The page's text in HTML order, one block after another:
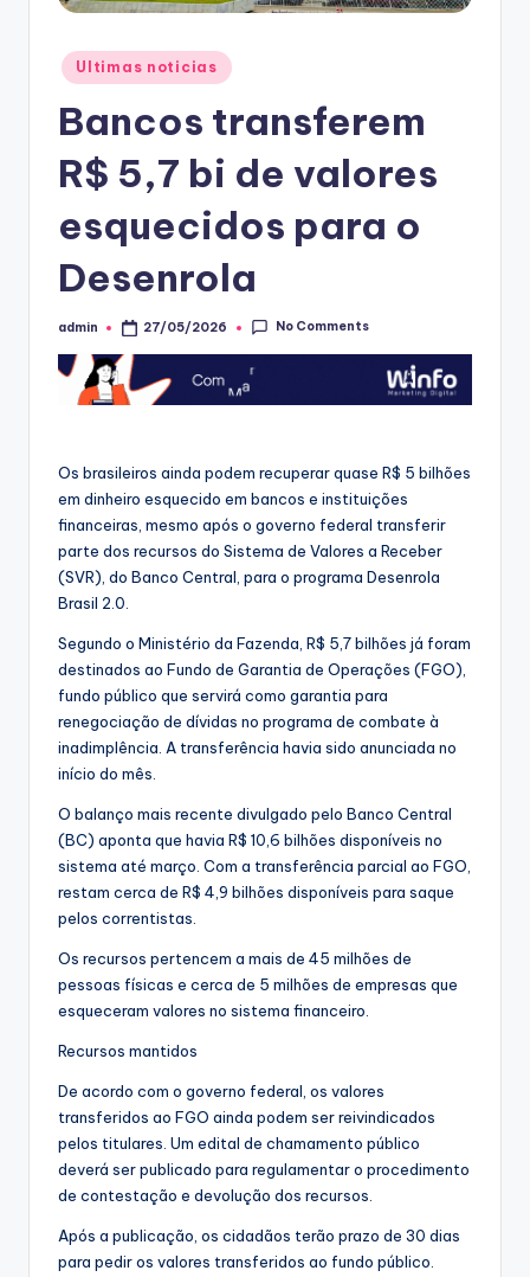
Posted
in
Ultimas noticias
Bancos transferem
R$ 5,7 bi de valores
esquecidos para o
Desenrola
Posted
admin 27/05/2026 No Comments
Os brasileiros ainda podem recuperar quase R$ 5 bilhões
em dinheiro esquecido em bancos e instituições
financeiras, mesmo após o governo federal transferir
parte dos recursos do Sistema de Valores a Receber
(SVR), do Banco Central, para o programa Desenrola
Brasil 2.0.
Segundo o Ministério da Fazenda, R$ 5,7 bilhões já foram
destinados ao Fundo de Garantia de Operações (FGO),
fundo público que servirá como garantia para
renegociação de dívidas no programa de combate à
inadimplência. A transferência havia sido anunciada no
início do mês.
O balanço mais recente divulgado pelo Banco Central
(BC) aponta que havia R$ 10,6 bilhões disponíveis no
sistema até março. Com a transferência parcial ao FGO,
restam cerca de R$ 4,9 bilhões disponíveis para saque
pelos correntistas.
Os recursos pertencem a mais de 45 milhões de
pessoas físicas e cerca de 5 milhões de empresas que
esqueceram valores no sistema financeiro.
Recursos mantidos
De acordo com o governo federal, os valores
transferidos ao FGO ainda podem ser reivindicados
pelos titulares. Um edital de chamamento público
deverá ser publicado para regulamentar o procedimento
de contestação e devolução dos recursos.
Após a publicação, os cidadãos terão prazo de 30 dias
para pedir os valores transferidos ao fundo público.